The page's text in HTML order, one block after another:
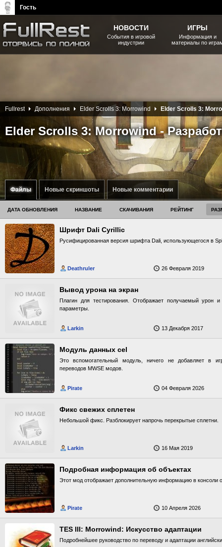
Файлы Новые скриншоты Новые комментарии
Elder Scrolls 3: Morrowind -
Fullrest Дополнения Elder Scrolls 3: Morrowind Elder Scrolls 3:
ДАТА ОБНОВЛЕНИЯ НАЗВАНИЕ СКАЧИВАНИЯ РЕЙТИНГ
Шрифт Dali Cyrillic
Русифицированная версия шрифта Dali, использующегося в
Deathruler 26 Февраля 2019
Вывод урона на экран
Плагин для тестирования. Отображает получаемый урон
параметры.
Larkin 13 Декабря 2017
Модуль данных cel
Это вспомогательный модуль, ничего не добавляет в
переводов MWSE модов.
Pirate 04 Февраля 2026
Фикс свежих сплетен
Небольшой фикс. Разблокирует напрочь перекрытые сплетни.
Larkin 16 Мая 2019
Подробная информация об объектах
Этот мод отображает дополнительную информацию в консоли
Pirate 10 Апреля 2026
TES III: Morrowind: Искусство адаптации
Подробнейшее руководство по переводу и адаптации
НОВОСТИ
События в игровой
индустрии
ИГРЫ
Информация и
материалы по
Гость